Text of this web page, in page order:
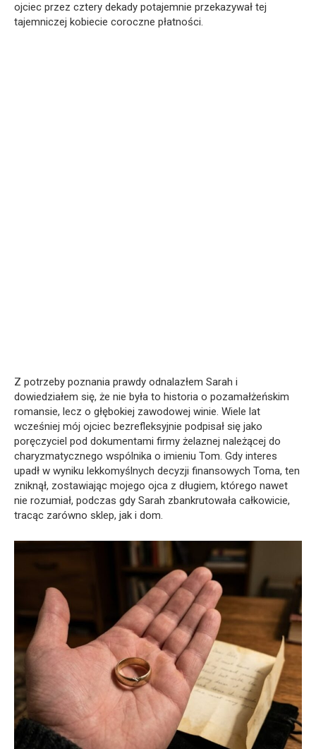
ojciec przez cztery dekady potajemnie przekazywał tej
tajemniczej kobiecie coroczne płatności.
Z potrzeby poznania prawdy odnalazłem Sarah i
dowiedziałem się, że nie była to historia o pozamałżeńskim
romansie, lecz o głębokiej zawodowej winie. Wiele lat
wcześniej mój ojciec bezrefleksyjnie podpisał się jako
poręczyciel pod dokumentami firmy żelaznej należącej do
charyzmatycznego wspólnika o imieniu Tom. Gdy interes
upadł w wyniku lekkomyślnych decyzji finansowych Toma, ten
zniknął, zostawiając mojego ojca z długiem, którego nawet
nie rozumiał, podczas gdy Sarah zbankrutowała całkowicie,
tracąc zarówno sklep, jak i dom.